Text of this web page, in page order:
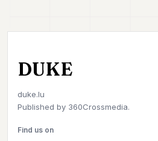
DUKE
duke.lu
Published by 360Crossmedia.
Find us on